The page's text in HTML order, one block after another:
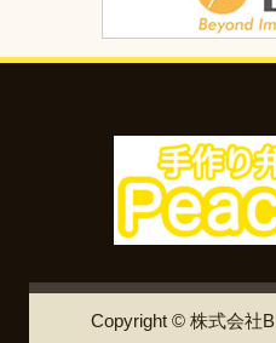
Copyright © 株式会社